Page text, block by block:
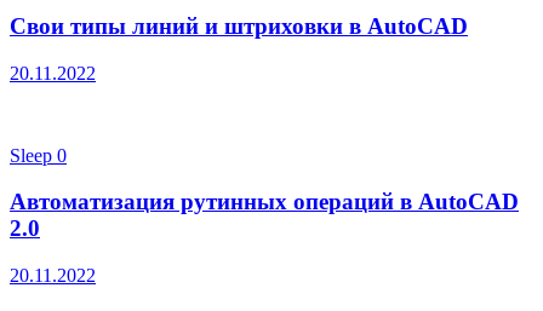
Свои типы линий и штриховки в AutoCAD
20.11.2022
Sleep 0
Автоматизация рутинных операций в AutoCAD
2.0
20.11.2022